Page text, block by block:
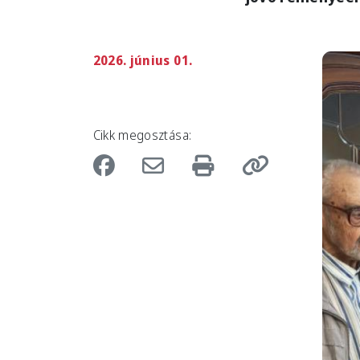
2026. június 01.
Cikk megosztása: